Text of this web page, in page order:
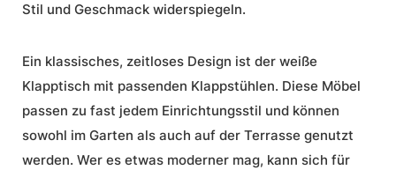
Stil und Geschmack widerspiegeln.
Ein klassisches, zeitloses Design ist der weiße
Klapptisch mit passenden Klappstühlen. Diese Möbel
passen zu fast jedem Einrichtungsstil und können
sowohl im Garten als auch auf der Terrasse genutzt
werden. Wer es etwas moderner mag, kann sich für